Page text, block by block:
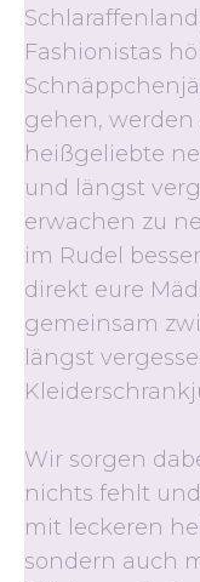
Fashionistas
gehen, werden
heißgeliebte
und längst
erwachen zu
im Rudel
direkt eure
gemeinsam
längst
Wir sorgen
nichts fehlt
mit leckeren
sondern auch